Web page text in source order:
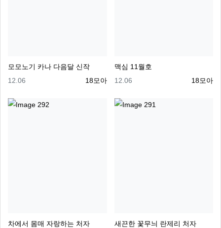
모모노기 카나 다음달 신작
등록자
18모아
등록일
12.06
맥심 11월호
등록자
18모아
등록일
12.06
차에서 몸매 자랑하는 처자
새끈한 꽃무늬 란제리 처자